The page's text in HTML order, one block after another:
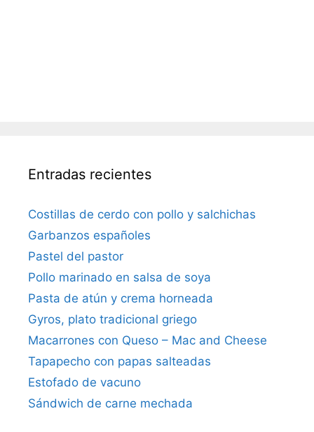
Entradas recientes
Costillas de cerdo con pollo y salchichas
Garbanzos españoles
Pastel del pastor
Pollo marinado en salsa de soya
Pasta de atún y crema horneada
Gyros, plato tradicional griego
Macarrones con Queso – Mac and Cheese
Tapapecho con papas salteadas
Estofado de vacuno
Sándwich de carne mechada